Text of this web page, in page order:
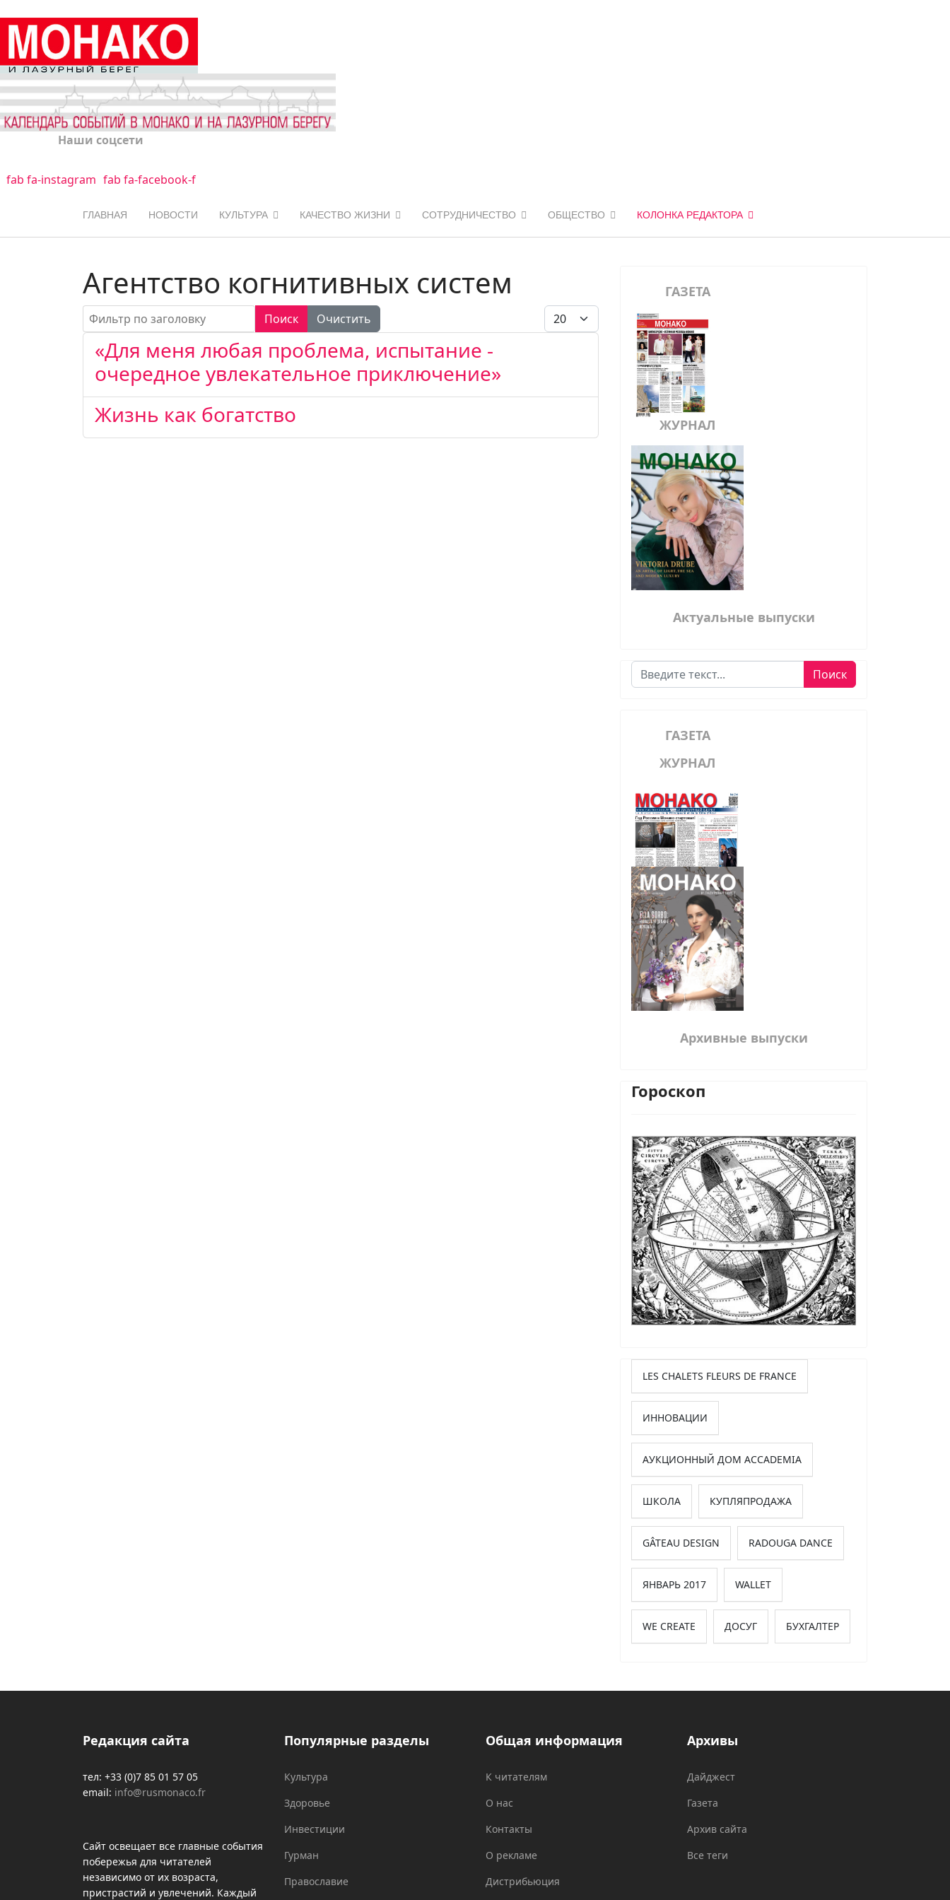
Наши соцсети
fab fa-instagram fab fa-facebook-f
ГЛАВНАЯ НОВОСТИ КУЛЬТУРА КАЧЕСТВО ЖИЗНИ СОТРУДНИЧЕСТВО ОБЩЕСТВО КОЛОНКА РЕДАКТОРА
Агентство когнитивных систем
Фильтр по заголовку Поиск Очистить Кол-во строк:
«Для меня любая проблема, испытание -
очередное увлекательное приключение»
Жизнь как богатство
ГАЗЕТА
ЖУРНАЛ
Актуальные выпуски
Поиск Поиск
ГАЗЕТА
ЖУРНАЛ
Архивные выпуски
Гороскоп
LES CHALETS FLEURS DE FRANCE
ИННОВАЦИИ
АУКЦИОННЫЙ ДОМ ACCADEMIA
ШКОЛА КУПЛЯПРОДАЖА
GÂTEAU DESIGN RADOUGA DANCE
ЯНВАРЬ 2017 WALLET
WE CREATE ДОСУГ БУХГАЛТЕР
Редакция сайта
тел: +33 (0)7 85 01 57 05
email: info@rusmonaco.fr
Сайт освещает все главные события
побережья для читателей
независимо от их возраста,
пристрастий и увлечений. Каждый
Популярные разделы
Культура
Здоровье
Инвестиции
Гурман
Православие
Общая информация
К читателям
О нас
Контакты
О рекламе
Дистрибьюция
Архивы
Дайджест
Газета
Архив сайта
Все теги